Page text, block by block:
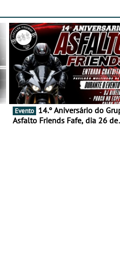
Evento
Asfalto Friends Fafe, dia 26 de